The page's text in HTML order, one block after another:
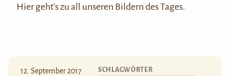
Hiergeht’s zu all unseren Bildern des Tages.
12. September 2017 SCHLAGWÖRTER